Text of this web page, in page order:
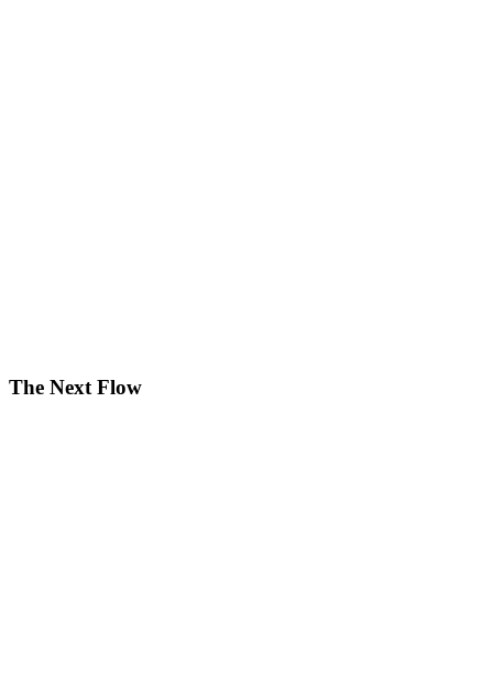
The Next Flow